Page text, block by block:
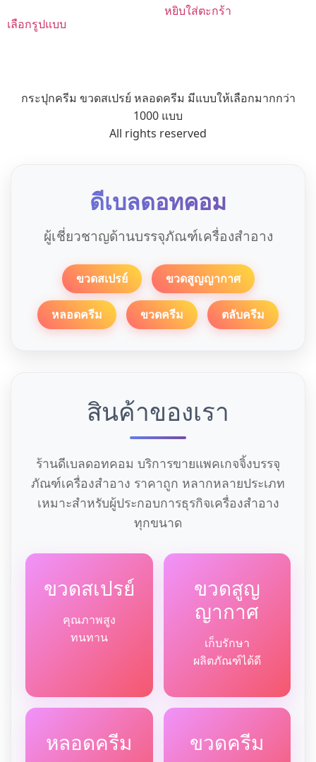
เลือกรูปแบบ
หยิบใส่ตะกร้า
กระปุกครีม ขวดสเปรย์ หลอดครีม มีแบบให้เลือกมากกว่า
1000 แบบ
All rights reserved
ดีเบลดอทคอม
ผู้เชี่ยวชาญด้านบรรจุภัณฑ์เครื่องสำอาง
ขวดสเปรย์ ขวดสูญญากาศ
หลอดครีม ขวดครีม ตลับครีม
สินค้าของเรา
ร้านดีเบลดอทคอม บริการขายแพคเกจจิ้งบรรจุ
ภัณฑ์เครื่องสำอาง ราคาถูก หลากหลายประเภท
เหมาะสำหรับผู้ประกอบการธุรกิจเครื่องสำอาง
ทุกขนาด
ขวดสเปรย์
คุณภาพสูง
ทนทาน
ขวดสูญ
ญากาศ
เก็บรักษา
ผลิตภัณฑ์ได้ดี
หลอดครีม ขวดครีม